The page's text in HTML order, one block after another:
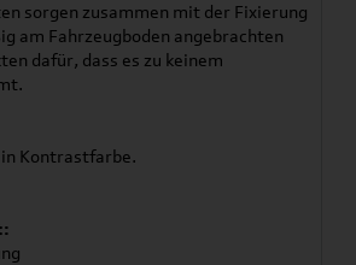
sorgen zusammen mit der Fixierung
am Fahrzeugboden angebrachten
dafür, dass es zu keinem
Kontrastfarbe.